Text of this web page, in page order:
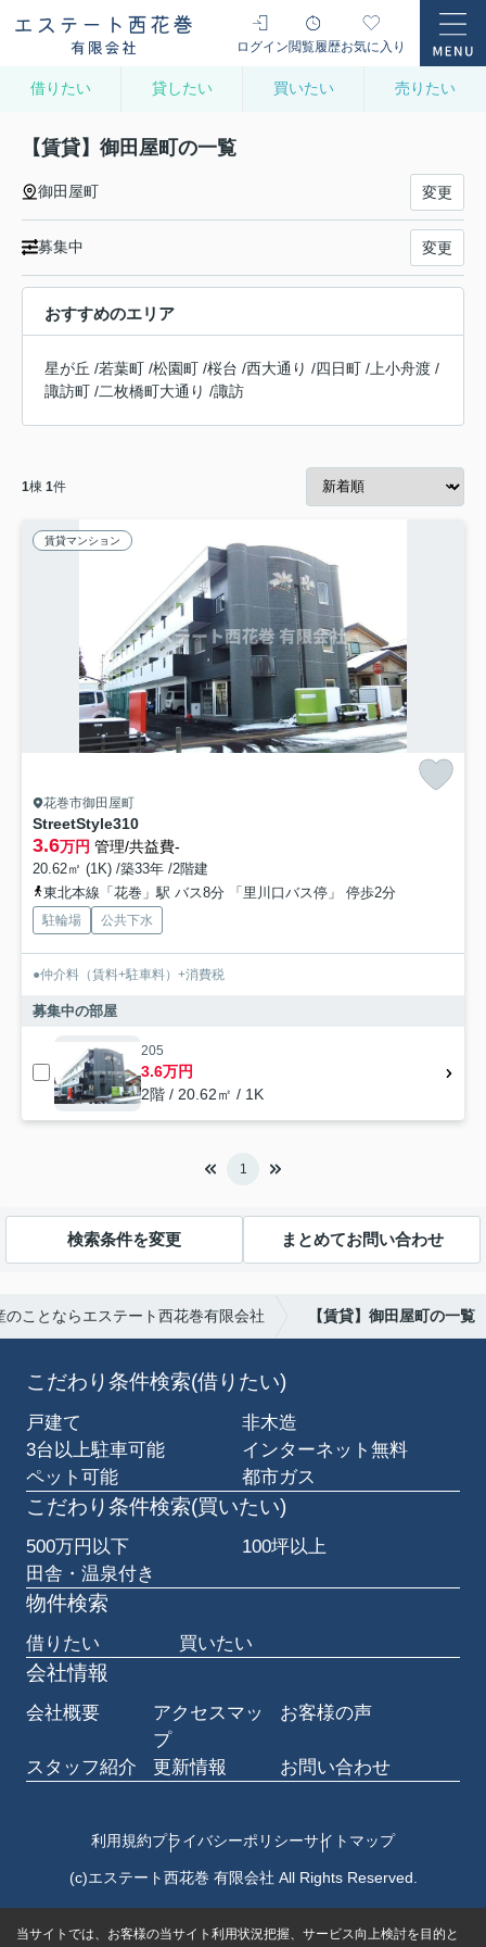
ログイン閲覧履歴お気に入り
借りたい 貸したい 買いたい 売りたい
【賃貸】御田屋町の一覧
御田屋町 変更
募集中 変更
おすすめのエリア
星が丘 /若葉町 /松園町 /桜台 /西大通り /四日町 / 上小舟渡 /
諏訪町 /二枚橋町大通り /諏訪
1棟 1件
賃貸マンション
花巻市御田屋町
StreetStyle310
3.6万円 管理/共益費-
20.62㎡ (1K) /築33年 /2階建
東北本線「花巻」駅 バス8分 「里川口バス停」 停歩2分
駐輪場 公共下水
●仲介料（賃料+駐車料）+消費税
募集中の部屋
205
3.6万円
2階 / 20.62㎡ / 1K
1
検索条件を変更 まとめてお問い合わせ
のことならエステート西花巻有限会社 【賃貸】御田屋町の一覧
こだわり条件検索(借りたい)
戸建て
非木造
3台以上駐車可能
インターネット無料
ペット可能
都市ガス
こだわり条件検索(買いたい)
500万円以下
100坪以上
田舎・温泉付き
物件検索
借りたい 買いたい
会社情報
会社概要
アクセスマッ
プ
お客様の声
スタッフ紹介 更新情報 お問い合わせ
利用規約プライバシーポリシーサイトマップ
(c)エステート西花巻 有限会社 All Rights Reserved.
当サイトでは、お客様の当サイト利用状況把握、サービス向上検討を目的と